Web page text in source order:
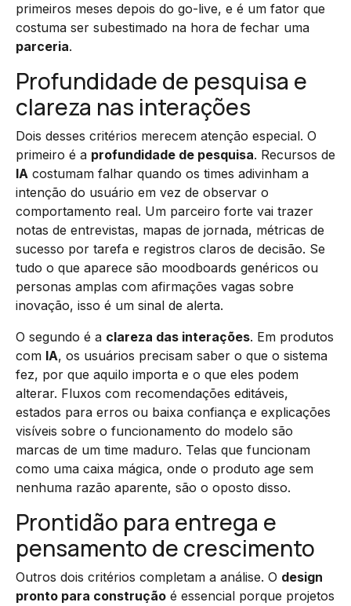
primeiros meses depois do go-live, e é um fator que
costuma ser subestimado na hora de fechar uma
parceria.
Profundidade de pesquisa e
clareza nas interações
Dois desses critérios merecem atenção especial. O
primeiro é a profundidade de pesquisa. Recursos de
IA costumam falhar quando os times adivinham a
intenção do usuário em vez de observar o
comportamento real. Um parceiro forte vai trazer
notas de entrevistas, mapas de jornada, métricas de
sucesso por tarefa e registros claros de decisão. Se
tudo o que aparece são moodboards genéricos ou
personas amplas com afirmações vagas sobre
inovação, isso é um sinal de alerta.
O segundo é a clareza das interações. Em produtos
com IA, os usuários precisam saber o que o sistema
fez, por que aquilo importa e o que eles podem
alterar. Fluxos com recomendações editáveis,
estados para erros ou baixa confiança e explicações
visíveis sobre o funcionamento do modelo são
marcas de um time maduro. Telas que funcionam
como uma caixa mágica, onde o produto age sem
nenhuma razão aparente, são o oposto disso.
Prontidão para entrega e
pensamento de crescimento
Outros dois critérios completam a análise. O design
pronto para construção é essencial porque projetos